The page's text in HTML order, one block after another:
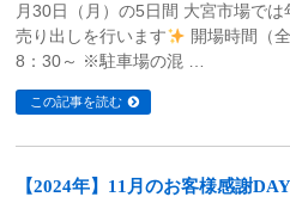
月30日（月）の5日間 大宮市場では
売り出しを行います
開場時間（
8：30～ ※駐車場の混 …
この記事を読む
【2024年】11月のお客様感謝